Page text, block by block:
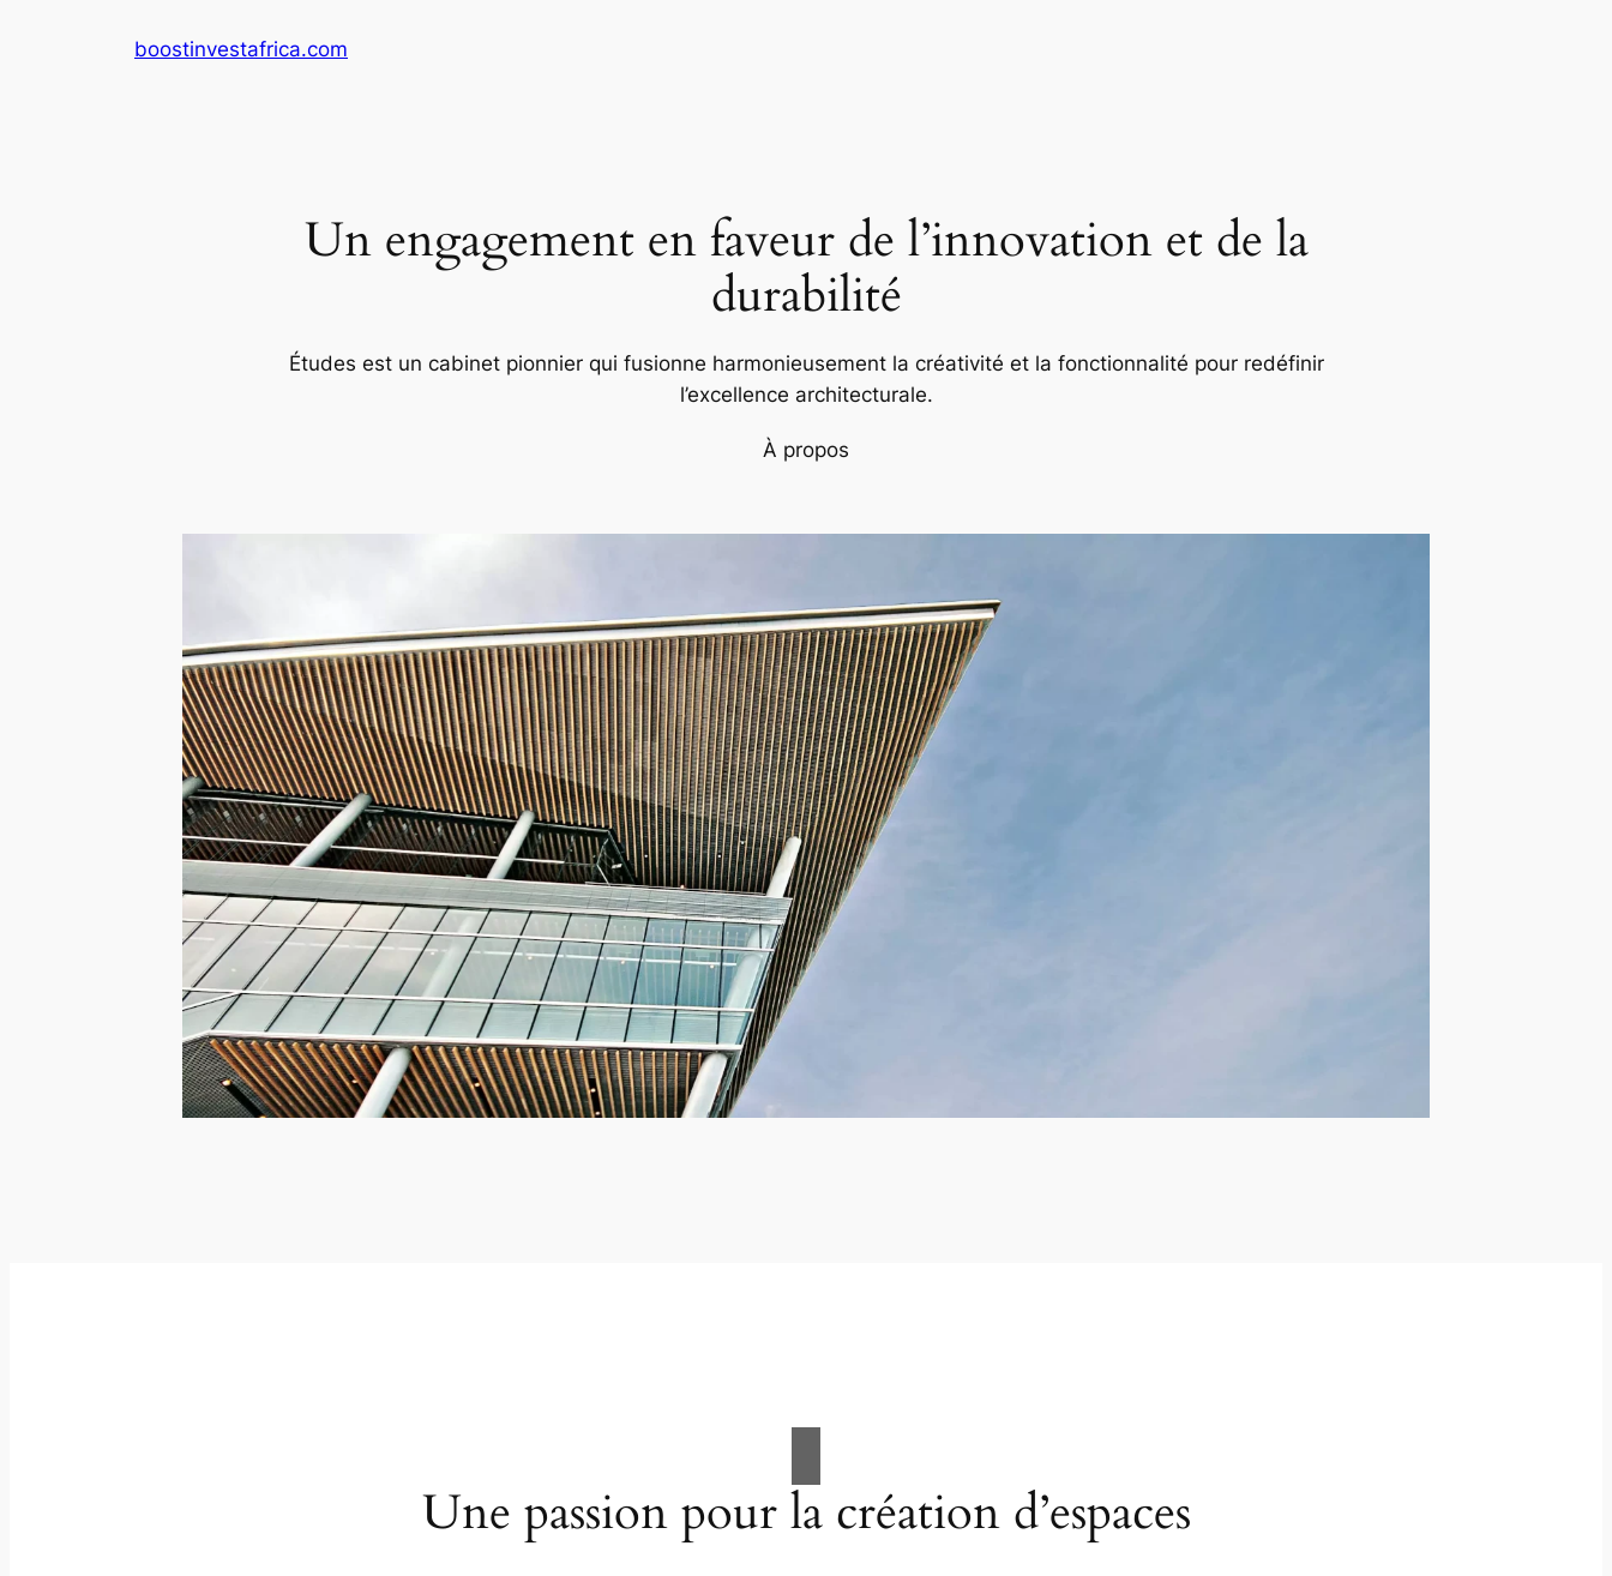
boostinvestafrica.com
Un engagement en faveur de l’innovation et de la
durabilité
Études est un cabinet pionnier qui fusionne harmonieusement la créativité et la fonctionnalité pour redéfinir
l’excellence architecturale.
À propos
Une passion pour la création d’espaces